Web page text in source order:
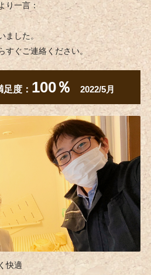
一言：
ました。
すぐご連絡ください。
足度： 100％ 2022/5月
快適